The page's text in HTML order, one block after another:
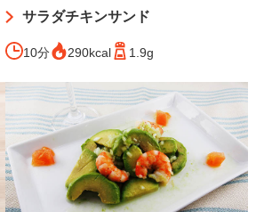
サラダチキンサンド
10分 290kcal 1.9g